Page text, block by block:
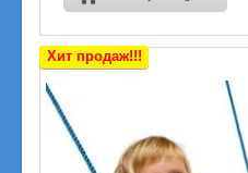
Хит продаж!!!